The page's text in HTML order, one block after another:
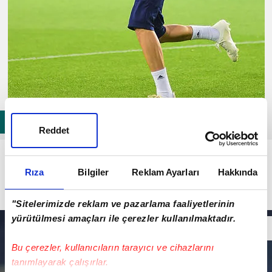
Rıza Bilgiler Reklam Ayarları Hakkında
"Sitelerimizde reklam ve pazarlama faaliyetlerinin
yürütülmesi amaçları ile çerezler kullanılmaktadır.
Bu çerezler, kullanıcıların tarayıcı ve cihazlarını
tanımlayarak çalışırlar.
Reddet
Tekin, sarı-lacivertli formayla çıktığı 5 resmi maçta
tam 11 gol yedi. Maç başına 2.2 gol yeme oranı ile
kulübeye çekileceği ifade edildi.